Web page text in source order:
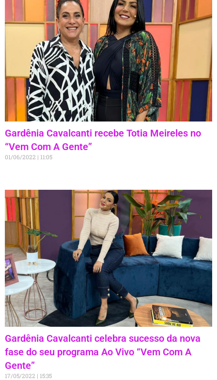
Gardênia Cavalcanti recebe Totia Meireles no
“Vem Com A Gente”
01/06/2022 11:05
Gardênia Cavalcanti celebra sucesso da nova
fase do seu programa Ao Vivo “Vem Com A
Gente”
17/05/2022 15:35